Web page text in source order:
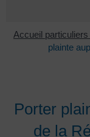
Accueil particuliers
plainte
Porter
de la